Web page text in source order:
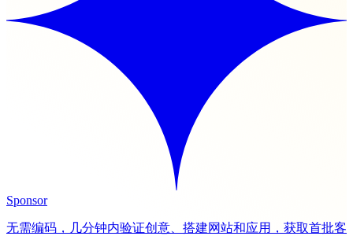
Sponsor
无需编码，几分钟内验证创意、搭建网站和应用，获取首批客